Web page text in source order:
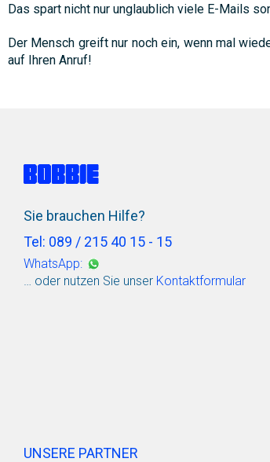
Das spart nicht nur unglaublich viele E-Mails
Der Mensch greift nur noch ein, wenn mal
auf Ihren Anruf!
Sie brauchen Hilfe?
Tel: 089 / 215 40 15 - 15
WhatsApp:
… oder nutzen Sie unser Kontaktformular
UNSERE PARTNER